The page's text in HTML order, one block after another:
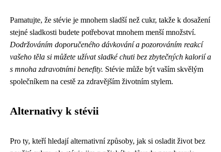
Pamatujte, že stévie je mnohem sladší než cukr, takže k dosažení
stejné sladkosti budete potřebovat mnohem menší množství.
Dodržováním doporučeného dávkování a pozorováním reakcí
vašeho těla si můžete užívat sladké chuti bez zbytečných kalorií a
s mnoha zdravotními benefity. Stévie může být vaším skvělým
společníkem na cestě za zdravějším životním stylem.
Alternativy k stévii
Pro ty, kteří hledají alternativní způsoby, jak si osladit život bez